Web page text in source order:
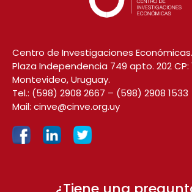
Centro de Investigaciones Económicas.
Plaza Independencia 749 apto. 202 CP:
Montevideo, Uruguay.
Tel.: (598) 2908 2667 – (598) 2908 1533
Mail: cinve@cinve.org.uy